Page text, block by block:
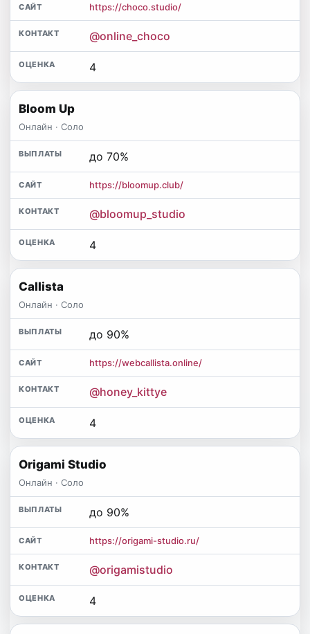
https://choco.studio/
@online_choco
4
Bloom Up
Онлайн · Соло
до 70%
https://bloomup.club/
@bloomup_studio
4
Callista
Онлайн · Соло
до 90%
https://webcallista.online/
@honey_kittye
4
Origami Studio
Онлайн · Соло
до 90%
https://origami-studio.ru/
@origamistudio
4